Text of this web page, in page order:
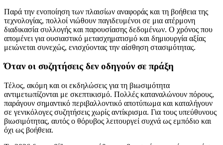
Παρά την ενοποίηση των πλαισίων αναφοράς και τη βοήθεια της
τεχνολογίας, πολλοί νιώθουν παγιδευμένοι σε μια ατέρμονη
διαδικασία συλλογής και παρουσίασης δεδομένων. Ο χρόνος που
απομένει για ουσιαστικό μετασχηματισμό και δημιουργία αξίας
μειώνεται συνεχώς, ενισχύοντας την αίσθηση στασιμότητας.
Όταν οι συζητήσεις δεν οδηγούν σε πράξη
Τέλος, ακόμη και οι εκδηλώσεις για τη βιωσιμότητα
αντιμετωπίζονται με σκεπτικισμό. Πολλές καταναλώνουν πόρους,
παράγουν σημαντικό περιβαλλοντικό αποτύπωμα και καταλήγουν
σε γενικόλογες συζητήσεις χωρίς αντίκρισμα. Για τους υπεύθυνους
βιωσιμότητας, αυτός ο θόρυβος λειτουργεί συχνά ως εμπόδιο και
όχι ως βοήθεια.